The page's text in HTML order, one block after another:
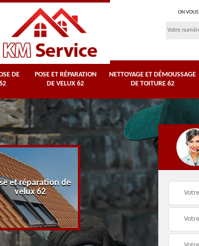
ON
DE
POSE ET RÉPARATION
DE VELUX 62
NETTOYAGE ET DÉMOUSSAGE
DE TOITURE 62
et réparation de
velux 62
Nettoyage et
démoussage de
toiture 62